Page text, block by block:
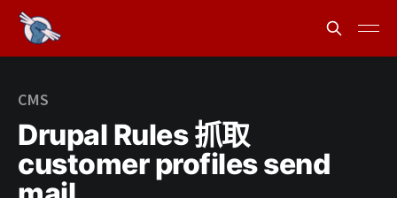
CMS
Drupal Rules 抓取
customer profiles send